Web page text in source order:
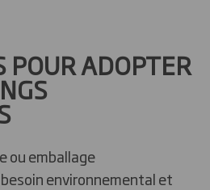
POUR ADOPTER
ou emballage
environnemental et